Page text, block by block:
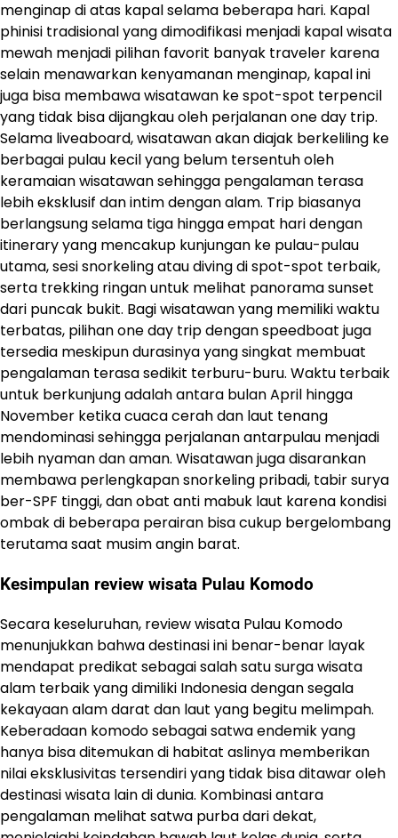
menginap di atas kapal selama beberapa hari. Kapal
phinisi tradisional yang dimodifikasi menjadi kapal wisata
mewah menjadi pilihan favorit banyak traveler karena
selain menawarkan kenyamanan menginap, kapal ini
juga bisa membawa wisatawan ke spot-spot terpencil
yang tidak bisa dijangkau oleh perjalanan one day trip.
Selama liveaboard, wisatawan akan diajak berkeliling ke
berbagai pulau kecil yang belum tersentuh oleh
keramaian wisatawan sehingga pengalaman terasa
lebih eksklusif dan intim dengan alam. Trip biasanya
berlangsung selama tiga hingga empat hari dengan
itinerary yang mencakup kunjungan ke pulau-pulau
utama, sesi snorkeling atau diving di spot-spot terbaik,
serta trekking ringan untuk melihat panorama sunset
dari puncak bukit. Bagi wisatawan yang memiliki waktu
terbatas, pilihan one day trip dengan speedboat juga
tersedia meskipun durasinya yang singkat membuat
pengalaman terasa sedikit terburu-buru. Waktu terbaik
untuk berkunjung adalah antara bulan April hingga
November ketika cuaca cerah dan laut tenang
mendominasi sehingga perjalanan antarpulau menjadi
lebih nyaman dan aman. Wisatawan juga disarankan
membawa perlengkapan snorkeling pribadi, tabir surya
ber-SPF tinggi, dan obat anti mabuk laut karena kondisi
ombak di beberapa perairan bisa cukup bergelombang
terutama saat musim angin barat.
Kesimpulan review wisata Pulau Komodo
Secara keseluruhan, review wisata Pulau Komodo
menunjukkan bahwa destinasi ini benar-benar layak
mendapat predikat sebagai salah satu surga wisata
alam terbaik yang dimiliki Indonesia dengan segala
kekayaan alam darat dan laut yang begitu melimpah.
Keberadaan komodo sebagai satwa endemik yang
hanya bisa ditemukan di habitat aslinya memberikan
nilai eksklusivitas tersendiri yang tidak bisa ditawar oleh
destinasi wisata lain di dunia. Kombinasi antara
pengalaman melihat satwa purba dari dekat,